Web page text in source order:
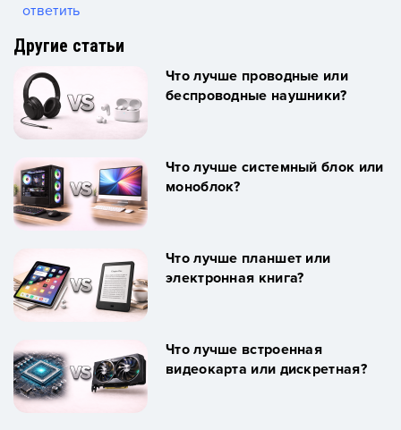
ответить
Другие статьи
Что лучше проводные или
беспроводные наушники?
Что лучше системный блок или
моноблок?
Что лучше планшет или
электронная книга?
Что лучше встроенная
видеокарта или дискретная?